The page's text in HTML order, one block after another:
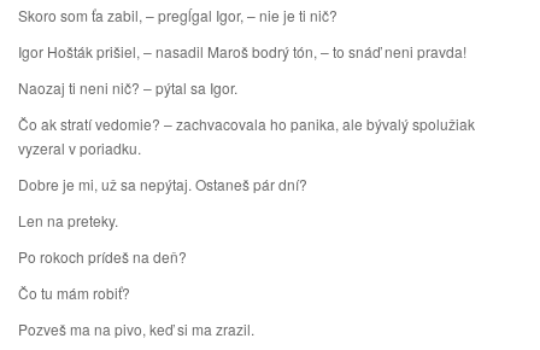
Skoro som ťa zabil, – pregĺgal Igor, – nie je ti nič?
Igor Hošták prišiel, – nasadil Maroš bodrý tón, – to snáď neni pravda!
Naozaj ti neni nič? – pýtal sa Igor.
Čo ak stratí vedomie? – zachvacovala ho panika, ale bývalý spolužiak
vyzeral v poriadku.
Dobre je mi, už sa nepýtaj. Ostaneš pár dní?
Len na preteky.
Po rokoch prídeš na deň?
Čo tu mám robiť?
Pozveš ma na pivo, keď si ma zrazil.